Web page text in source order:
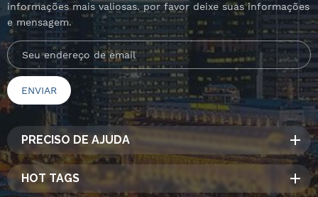
informações mais valiosas. por favor deixe suas informações
e mensagem.
PRECISO DE AJUDA
HOT TAGS